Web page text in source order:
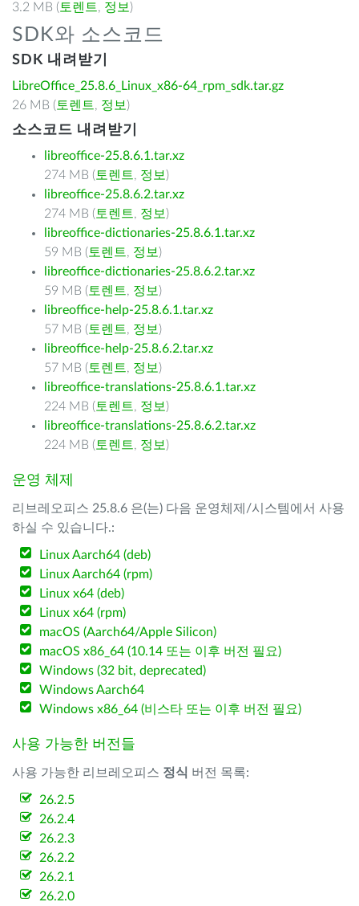
3.2 MB ( 토렌트, 정보 )
SDK와 소스코드
SDK 내려받기
LibreOffice_25.8.6_Linux_x86-64_rpm_sdk.tar.gz
26 MB ( 토렌트, 정보 )
소스코드 내려받기
libreoffice-25.8.6.1.tar.xz
274 MB ( 토렌트, 정보 )
libreoffice-25.8.6.2.tar.xz
274 MB ( 토렌트, 정보 )
libreoffice-dictionaries-25.8.6.1.tar.xz
59 MB ( 토렌트, 정보 )
libreoffice-dictionaries-25.8.6.2.tar.xz
59 MB ( 토렌트, 정보 )
libreoffice-help-25.8.6.1.tar.xz
57 MB ( 토렌트, 정보 )
libreoffice-help-25.8.6.2.tar.xz
57 MB ( 토렌트, 정보 )
libreoffice-translations-25.8.6.1.tar.xz
224 MB ( 토렌트, 정보 )
libreoffice-translations-25.8.6.2.tar.xz
224 MB ( 토렌트, 정보 )
운영 체제
리브레오피스 25.8.6 은(는) 다음 운영체제/시스템에서 사용
하실 수 있습니다.:
Linux Aarch64 (deb)
Linux Aarch64 (rpm)
Linux x64 (deb)
Linux x64 (rpm)
macOS (Aarch64/Apple Silicon)
macOS x86_64 (10.14 또는 이후 버전 필요)
Windows (32 bit, deprecated)
Windows Aarch64
Windows x86_64 (비스타 또는 이후 버전 필요)
사용 가능한 버전들
사용 가능한 리브레오피스 정식 버전 목록:
26.2.5
26.2.4
26.2.3
26.2.2
26.2.1
26.2.0